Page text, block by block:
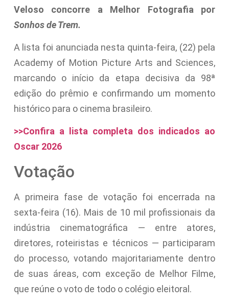
Veloso concorre a Melhor Fotografia por
Sonhos de Trem.
A lista foi anunciada nesta quinta-feira, (22) pela
Academy of Motion Picture Arts and Sciences,
marcando o início da etapa decisiva da 98ª
edição do prêmio e confirmando um momento
histórico para o cinema brasileiro.
>>Confira a lista completa dos indicados ao
Oscar 2026
Votação
A primeira fase de votação foi encerrada na
sexta-feira (16). Mais de 10 mil profissionais da
indústria cinematográfica — entre atores,
diretores, roteiristas e técnicos — participaram
do processo, votando majoritariamente dentro
de suas áreas, com exceção de Melhor Filme,
que reúne o voto de todo o colégio eleitoral.